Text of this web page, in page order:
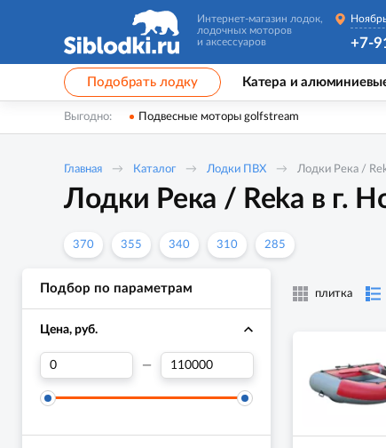
Интернет-магазин лодок,
лодочных моторов
и аксессуаров
+7-
Подобрать лодку Катера и
Выгодно: Подвесные моторы golfstream
Главная Каталог Лодки ПВХ Лодки Река /
Лодки Река / Reka в г.
370 355 340 310 285
Подбор по параметрам
Цена, руб.
—
плитка